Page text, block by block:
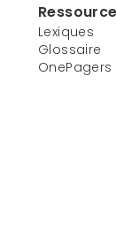
Lexiques
Glossaire
OnePagers